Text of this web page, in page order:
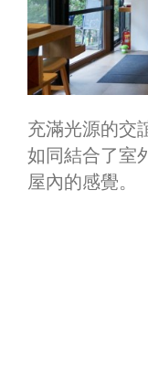
充滿光源的交
如同結合了室
屋內的感覺。